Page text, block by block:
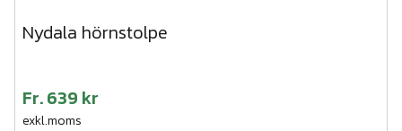
Nydala hörnstolpe
Fr.639 kr
exkl.moms